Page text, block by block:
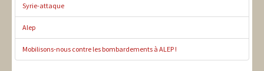
Syrie-attaque
Alep
Mobilisons-nous contre les bombardements à ALEP !